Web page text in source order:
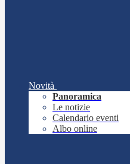
Novità
Panoramica
Le notizie
Calendario eventi
Albo online